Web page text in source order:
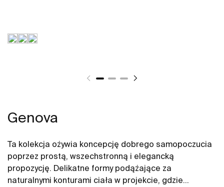
Genova
Ta kolekcja ożywia koncepcję dobrego samopoczucia
poprzez prostą, wszechstronną i elegancką
propozycję. Delikatne formy podążające za
naturalnymi konturami ciała w projekcie, gdzie